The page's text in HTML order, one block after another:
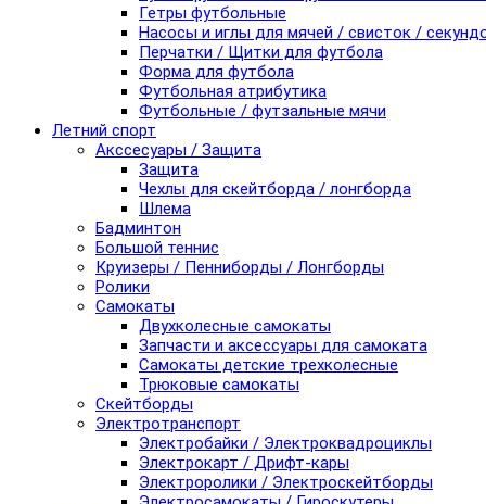
Гетры футбольные
Насосы и иглы для мячей / свисток /
Перчатки / Щитки для футбола
Форма для футбола
Футбольная атрибутика
Футбольные / футзальные мячи
Летний спорт
Акссесуары / Защита
Защита
Чехлы для скейтборда / лонгборда
Шлема
Бадминтон
Большой теннис
Круизеры / Пенниборды / Лонгборды
Ролики
Самокаты
Двухколесные самокаты
Запчасти и аксессуары для самоката
Самокаты детские трехколесные
Трюковые самокаты
Скейтборды
Электротранспорт
Электробайки / Электроквадроциклы
Электрокарт / Дрифт-кары
Электроролики / Электроскейтборды